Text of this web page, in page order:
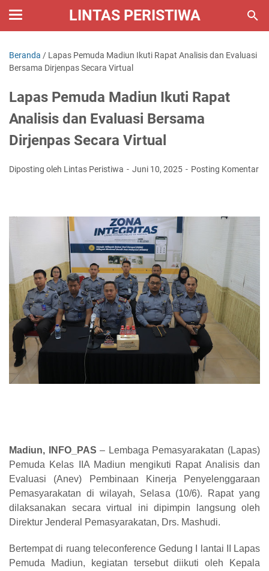
LINTAS PERISTIWA
Beranda / Lapas Pemuda Madiun Ikuti Rapat Analisis dan Evaluasi
Bersama Dirjenpas Secara Virtual
Lapas Pemuda Madiun Ikuti Rapat
Analisis dan Evaluasi Bersama
Dirjenpas Secara Virtual
Diposting oleh Lintas Peristiwa Juni 10, 2025 Posting Komentar
Madiun, INFO_PAS – Lembaga Pemasyarakatan (Lapas)
Pemuda Kelas IIA Madiun mengikuti Rapat Analisis dan
Evaluasi (Anev) Pembinaan Kinerja Penyelenggaraan
Pemasyarakatan di wilayah, Selasa (10/6). Rapat yang
dilaksanakan secara virtual ini dipimpin langsung oleh
Direktur Jenderal Pemasyarakatan, Drs. Mashudi.
Bertempat di ruang teleconference Gedung I lantai II Lapas
Pemuda Madiun, kegiatan tersebut diikuti oleh Kepala